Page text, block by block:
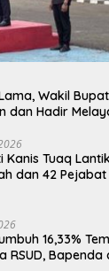
Wakil
dan Hadir
Kanis Tuaq
dan 42 Pejabat
16,33%
RSUD, Bapenda